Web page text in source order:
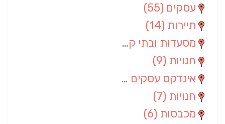
עסקים (55)
תיירות (14)
מסעדות ובתי קפה
חנויות (9)
אינדקס עסקים ארצי
חנויות (7)
מכבסות (6)